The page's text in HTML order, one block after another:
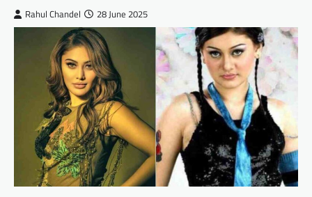
Rahul Chandel 28 June 2025